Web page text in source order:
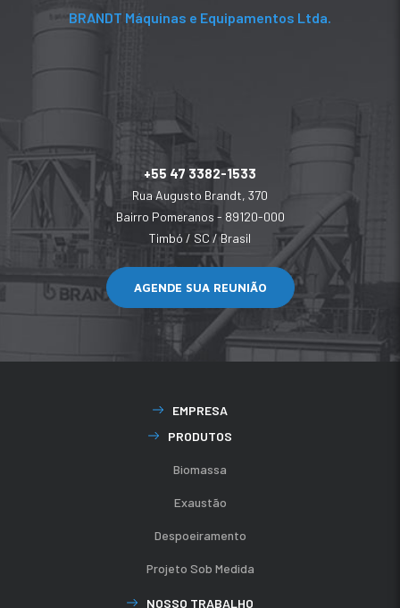
BRANDT Máquinas e Equipamentos Ltda.
+55 47 3382-1533
Rua Augusto Brandt, 370
Bairro Pomeranos - 89120-000
Timbó / SC / Brasil
AGENDE SUA REUNIÃO
EMPRESA
PRODUTOS
Biomassa
Exaustão
Despoeiramento
Projeto Sob Medida
NOSSO TRABALHO